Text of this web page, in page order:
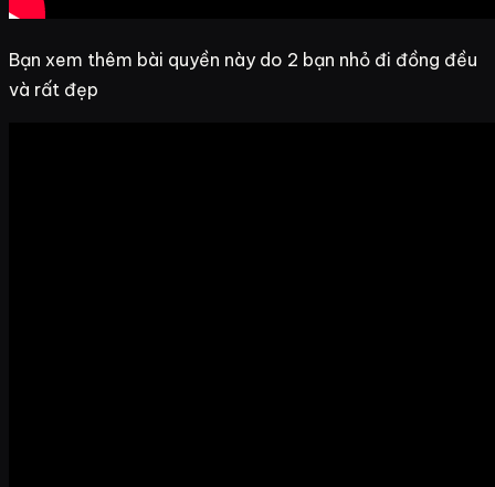
Bạn xem thêm bài quyền này do 2 bạn nhỏ đi đồng đều
và rất đẹp